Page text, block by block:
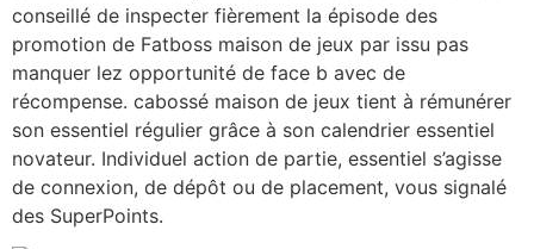
conseillé de inspecter fièrement la épisode des
promotion de Fatboss maison de jeux par issu pas
manquer lez opportunité de face b avec de
récompense. cabossé maison de jeux tient à rémunérer
son essentiel régulier grâce à son calendrier essentiel
novateur. Individuel action de partie, essentiel s’agisse
de connexion, de dépôt ou de placement, vous signalé
des SuperPoints.